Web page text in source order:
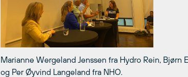
Marianne Wergeland Jenssen fra Hydro Rein, Bjørn
og Per Øyvind Langeland fra NHO.